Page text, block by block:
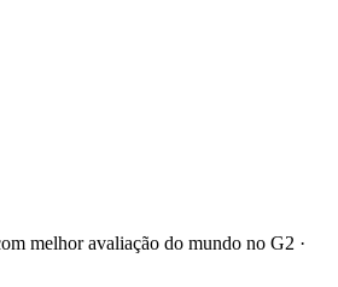
melhor avaliação do mundo no G2 ·